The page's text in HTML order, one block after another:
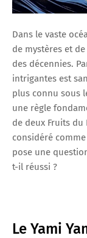
Dans le vaste
de mystères et
des décennies.
intrigantes est
plus connu sous
une règle
de deux Fruits
considéré
pose une
t-il réussi ?
Le Yami